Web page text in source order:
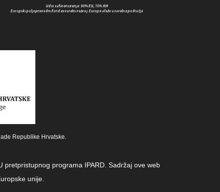
Republike Hrvatske.
programa IPARD. Sadržaj ove web
unije.